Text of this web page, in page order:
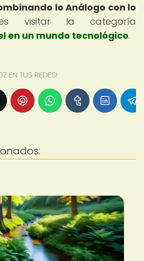
lo Análogo con lo
visitar la categoría
en un mundo tecnológico.
EN TUS REDES!